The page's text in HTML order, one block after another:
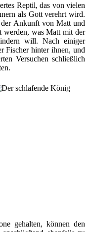
Reptil, das von vielen
als Gott verehrt wird.
Ankunft von Matt und
werden, was Matt mit der
will. Nach einiger
Fischer hinter ihnen, und
Versuchen schließlich
gehalten, können den